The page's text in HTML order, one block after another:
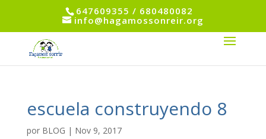
647609355 / 680480082
info@hagamossonreir.org
escuela construyendo 8
por BLOG | Nov 9, 2017